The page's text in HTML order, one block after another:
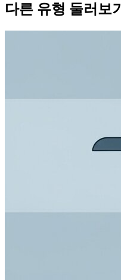
다른 유형 둘러보기